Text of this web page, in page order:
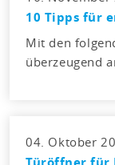
10 Tipps für
Mit den
überzeugend
04. Oktober